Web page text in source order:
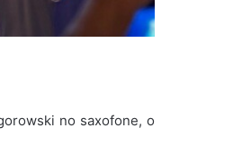
no saxofone, o